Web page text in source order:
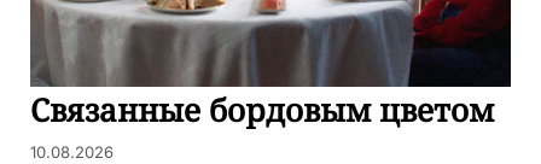
Связанные бордовым цветом
10.08.2026